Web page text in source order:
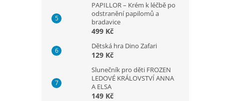
PAPILLOR – Krém k léčbě po
odstranění papilomů a
bradavice
499 Kč
Dětská hra Dino Zafari
129 Kč
Slunečník pro děti FROZEN
LEDOVÉ KRÁLOVSTVÍ ANNA
A ELSA
149 Kč